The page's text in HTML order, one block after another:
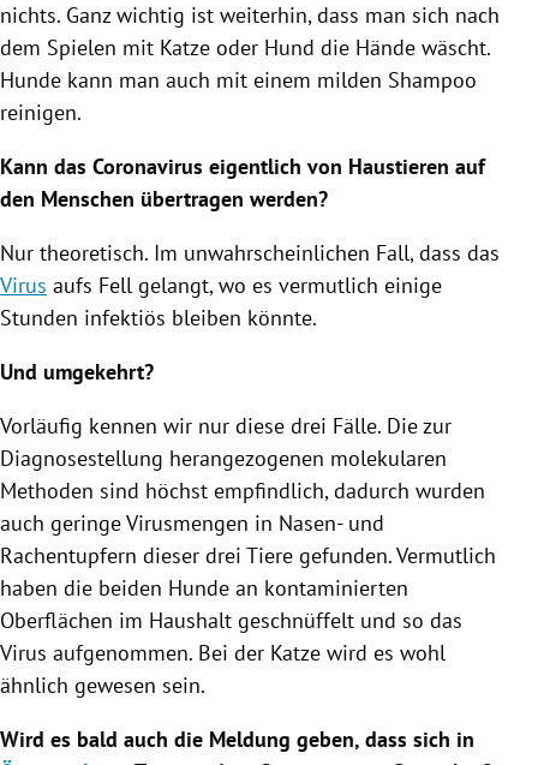
nichts. Ganz wichtig ist weiterhin, dass man sich nach
dem Spielen mit Katze oder Hund die Hände wäscht.
Hunde kann man auch mit einem milden Shampoo
reinigen.
Kann das Coronavirus eigentlich von Haustieren auf
den Menschen übertragen werden?
Nur theoretisch. Im unwahrscheinlichen Fall, dass das
Virus aufs Fell gelangt, wo es vermutlich einige
Stunden infektiös bleiben könnte.
Und umgekehrt?
Vorläufig kennen wir nur diese drei Fälle. Die zur
Diagnosestellung herangezogenen molekularen
Methoden sind höchst empfindlich, dadurch wurden
auch geringe Virusmengen in Nasen- und
Rachentupfern dieser drei Tiere gefunden. Vermutlich
haben die beiden Hunde an kontaminierten
Oberflächen im Haushalt geschnüffelt und so das
Virus aufgenommen. Bei der Katze wird es wohl
ähnlich gewesen sein.
Wird es bald auch die Meldung geben, dass sich in